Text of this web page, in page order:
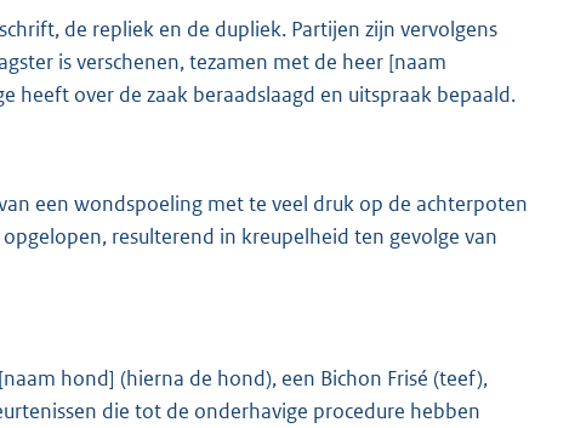
de repliek en de dupliek. Partijen zijn vervolgens
is verschenen, tezamen met de heer [naam
heeft over de zaak beraadslaagd en uitspraak bepaald.
een wondspoeling met te veel druk op de achterpoten
resulterend in kreupelheid ten gevolge van
hond] (hierna de hond), een Bichon Frisé (teef),
die tot de onderhavige procedure hebben